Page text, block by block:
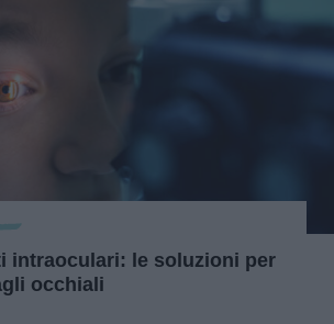
intraoculari: le soluzioni per
occhiali